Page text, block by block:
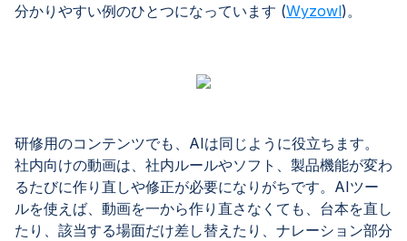
分かりやすい例のひとつになっています (Wyzowl)。
研修用のコンテンツでも、AIは同じように役立ちます。
社内向けの動画は、社内ルールやソフト、製品機能が変わ
るたびに作り直しや修正が必要になりがちです。AIツー
ルを使えば、動画を一から作り直さなくても、台本を直し
たり、該当する場面だけ差し替えたり、ナレーション部分